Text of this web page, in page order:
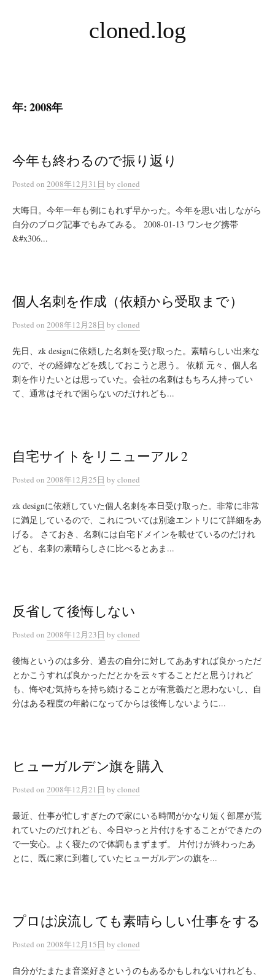
ス
プ
cloned.log
年:2008年
今年も終わるので振り返り
Posted on 2008年12月31日 by cloned
大晦日。今年一年も例にもれず早かった。今年を思い出しながら
自分のブログ記事でもみてみる。 2008-01-13 ワンセグ携帯
&#x306...
個人名刺を作成（依頼から受取まで）
Posted on 2008年12月28日 by cloned
先日、zk designに依頼した名刺を受け取った。素晴らしい出来な
ので、その経緯などを残しておこうと思う。 依頼 元々、個人名
刺を作りたいとは思っていた。会社の名刺はもちろん持ってい
て、通常はそれで困らないのだけれども...
自宅サイトをリニューアル 2
Posted on 2008年12月25日 by cloned
zk designに依頼していた個人名刺を本日受け取った。非常に非常
に満足しているので、これについては別途エントリにて詳細をあ
げる。 さておき、名刺には自宅ドメインを載せているのだけれ
ども、名刺の素晴らしさに比べるとあま...
反省して後悔しない
Posted on 2008年12月23日 by cloned
後悔というのは多分、過去の自分に対してああすれば良かっただ
とかこうすれば良かっただとかを云々することだと思うけれど
も、悔やむ気持ちを持ち続けることが有意義だと思わないし、自
分はある程度の年齢になってからは後悔しないように...
ヒューガルデン旗を購入
Posted on 2008年12月21日 by cloned
最近、仕事が忙しすぎたので家にいる時間がかなり短く部屋が荒
れていたのだけれども、今日やっと片付けをすることができたの
で一安心。よく寝たので体調もまずまず。 片付けが終わったあ
とに、既に家に到着していたヒューガルデンの旗を...
プロは涙流しても素晴らしい仕事をする
Posted on 2008年12月15日 by cloned
自分がたまたま音楽好きというのもあるかもしれないけれども、